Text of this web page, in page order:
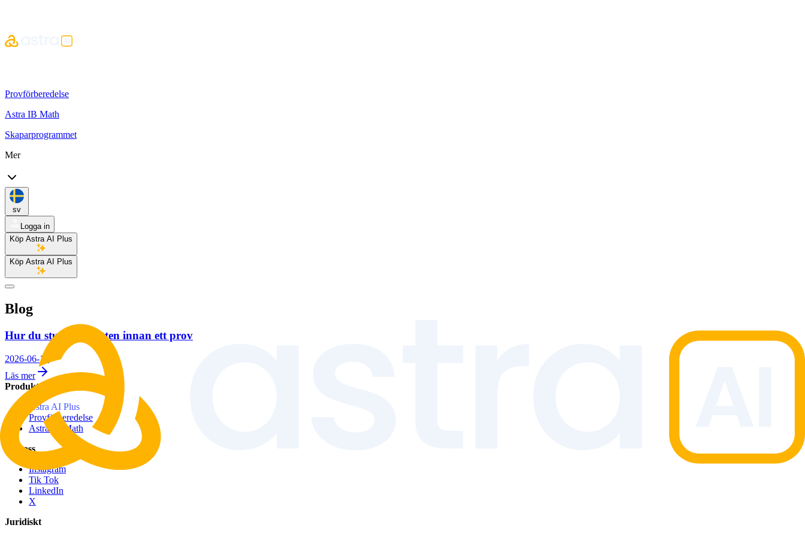
Provförberedelse
Astra IB Math
Skaparprogrammet
Mer
sv
Logga in
Köp Astra AI Plus
Köp Astra AI Plus
Blog
Hur du studerar natten innan ett prov
2026-06-18
Läs mer
Produkter
Astra AI Plus
Provförberedelse
Astra IB Math
Följ oss
Instagram
Tik Tok
LinkedIn
X
Juridiskt